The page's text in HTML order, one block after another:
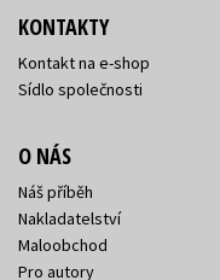
KONTAKTY
Kontakt na e-shop
Sídlo společnosti
O NÁS
Náš příběh
Nakladatelství
Maloobchod
Pro autory